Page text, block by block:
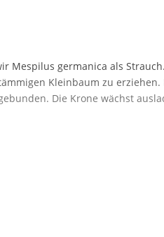
Mespilus germanica als
Kleinbaum zu
Die Krone wächst